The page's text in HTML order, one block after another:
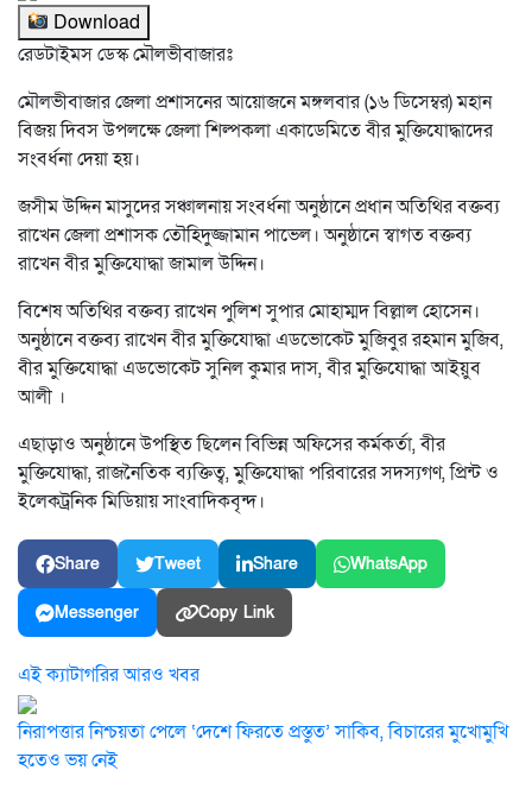
Download
রেডটাইমস ডেস্ক মৌলভীবাজারঃ
মৌলভীবাজার জেলা প্রশাসনের আয়োজনে মঙ্গলবার (১৬ ডিসেম্বর) মহান
বিজয় দিবস উপলক্ষে জেলা শিল্পকলা একাডেমিতে বীর মুক্তিযোদ্ধাদের
সংবর্ধনা দেয়া হয়।
জসীম উদ্দিন মাসুদের সঞ্চালনায় সংবর্ধনা অনুষ্ঠানে প্রধান অতিথির বক্তব্য
রাখেন জেলা প্রশাসক তৌহিদুজ্জামান পাভেল। অনুষ্ঠানে স্বাগত বক্তব্য
রাখেন বীর মুক্তিযোদ্ধা জামাল উদ্দিন।
বিশেষ অতিথির বক্তব্য রাখেন পুলিশ সুপার মোহাম্মদ বিল্লাল হোসেন।
অনুষ্ঠানে বক্তব্য রাখেন বীর মুক্তিযোদ্ধা এডভোকেট মুজিবুর রহমান মুজিব,
বীর মুক্তিযোদ্ধা এডভোকেট সুনিল কুমার দাস, বীর মুক্তিযোদ্ধা আইয়ুব
আলী ।
এছাড়াও অনুষ্ঠানে উপস্থিত ছিলেন বিভিন্ন অফিসের কর্মকর্তা, বীর
মুক্তিযোদ্ধা, রাজনৈতিক ব্যক্তিত্ব, মুক্তিযোদ্ধা পরিবারের সদস্যগণ, প্রিন্ট ও
ইলেকট্রনিক মিডিয়ায় সাংবাদিকবৃন্দ।
Share Tweet Share WhatsApp
Messenger Copy Link
এই ক্যাটাগরির আরও খবর
নিরাপত্তার নিশ্চয়তা পেলে ‘দেশে ফিরতে প্রস্তুত’ সাকিব, বিচারের মুখোমুখি
হতেও ভয় নেই